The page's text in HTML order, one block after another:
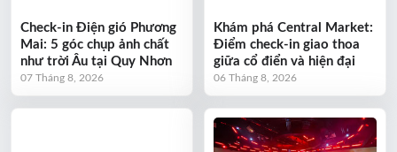
Check-in Điện gió Phương
Mai: 5 góc chụp ảnh chất
như trời Âu tại Quy Nhơn
07 Tháng 8, 2026
Khám phá Central Market:
Điểm check-in giao thoa
giữa cổ điển và hiện đại
06 Tháng 8, 2026